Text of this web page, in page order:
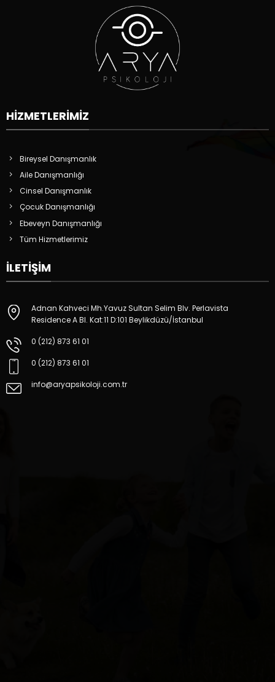
HIZMETLERIMIZ
Bireysel Danışmanlık
Aile Danışmanlığı
Cinsel Danışmanlık
Çocuk Danışmanlığı
Ebeveyn Danışmanlığı
Tüm Hizmetlerimiz
İLETIŞIM
Adnan Kahveci Mh.Yavuz Sultan Selim Blv. Perlavista
Residence A Bl. Kat:11 D:101 Beylikdüzü/İstanbul
0 (212) 873 61 01
0 (212) 873 61 01
info@aryapsikoloji.com.tr